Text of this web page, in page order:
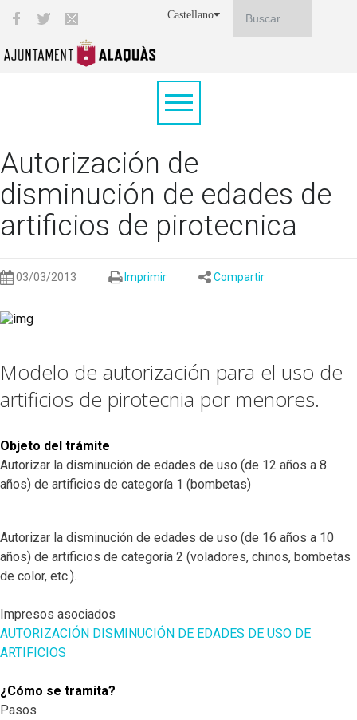
Castellano
Autorización de
disminución de edades de
artificios de pirotecnica
03/03/2013 Imprimir Compartir
Modelo de autorización para el uso de
artificios de pirotecnia por menores.
Objeto del trámite
Autorizar la disminución de edades de uso (de 12 años a 8
años) de artificios de categoría 1 (bombetas)
Autorizar la disminución de edades de uso (de 16 años a 10
años) de artificios de categoría 2 (voladores, chinos, bombetas
de color, etc.).
Impresos asociados
AUTORIZACIÓN DISMINUCIÓN DE EDADES DE USO DE
ARTIFICIOS
¿Cómo se tramita?
Pasos